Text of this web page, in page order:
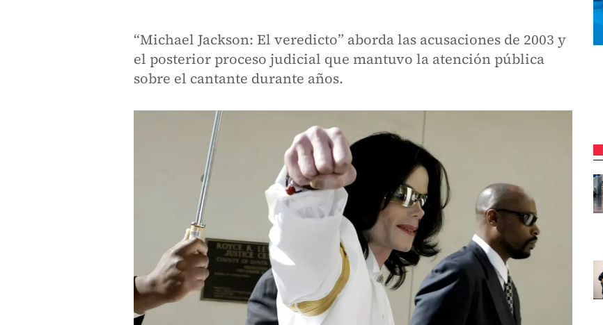
“Michael Jackson: El veredicto” aborda las acusaciones de 2003 y
el posterior proceso judicial que mantuvo la atención pública
sobre el cantante durante años.